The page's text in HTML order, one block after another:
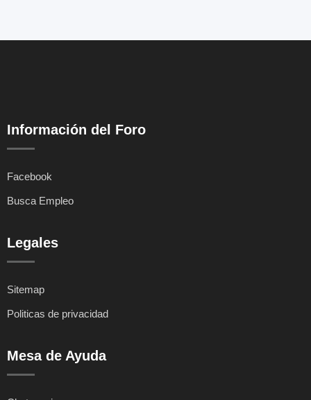
Información del Foro
Facebook
Busca Empleo
Legales
Sitemap
Politicas de privacidad
Mesa de Ayuda